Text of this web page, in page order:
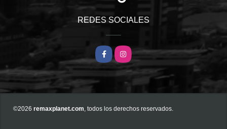
REDES SOCIALES
FacebookInstagram
©2026 remaxplanet.com, todos los derechos reservados.